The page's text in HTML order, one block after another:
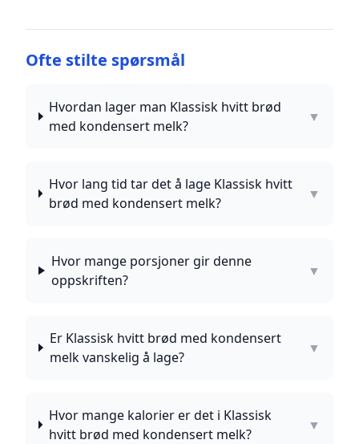
Ofte stilte spørsmål
Hvordan lager man Klassisk hvitt brød
med kondensert melk?
▼
Hvor lang tid tar det å lage Klassisk hvitt
brød med kondensert melk?
▼
Hvor mange porsjoner gir denne
oppskriften?
▼
Er Klassisk hvitt brød med kondensert
melk vanskelig å lage?
▼
Hvor mange kalorier er det i Klassisk
hvitt brød med kondensert melk?
▼